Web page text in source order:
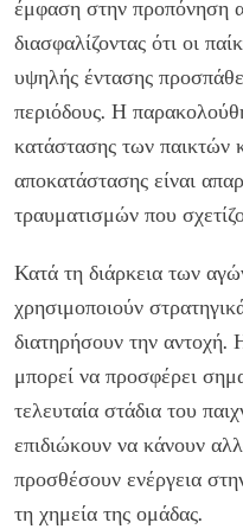
έμφαση στην προπόνηση
διασφαλίζοντας ότι οι
υψηλής έντασης
περιόδους. Η
κατάστασης των
αποκατάστασης είναι
τραυματισμών που
Κατά τη διάρκεια των
χρησιμοποιούν
διατηρήσουν την
μπορεί να προσφέρει
τελευταία στάδια του
επιδιώκουν να κάνουν
προσθέσουν ενέργεια
τη χημεία της ομάδας.